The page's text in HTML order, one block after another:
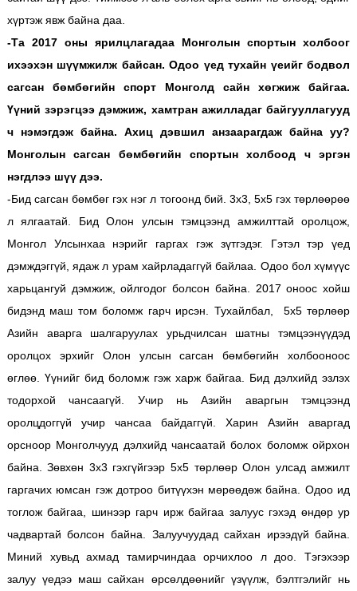
хүртэж явж байна даа.
-Та 2017 оны ярилцлагадаа Монголын спортын холбоог
ихээхэн шүүмжилж байсан. Одоо үед тухайн үеийг бодвол
сагсан бөмбөгийн спорт Монголд сайн хөгжиж байгаа.
Үүний зэрэгцээ дэмжиж, хамтран ажилладаг байгууллагууд
ч нэмэгдэж байна. Ахиц дэвшил анзаарагдаж байна уу?
Монголын сагсан бөмбөгийн спортын холбоод ч эргэн
нэгдлээ шүү дээ.
-Бид сагсан бөмбөг гэх нэг л тогоонд бий. 3х3, 5х5 гэх төрлөөрөө
л ялгаатай. Бид Олон улсын тэмцээнд амжилттай оролцож,
Монгол Улсынхаа нэрийг гаргах гэж зүтгэдэг. Гэтэл тэр үед
дэмждэггүй, ядаж л урам хайрладаггүй байлаа. Одоо бол хүмүүс
харьцангуй дэмжиж, ойлгодог болсон байна. 2017 оноос хойш
бидэнд маш том боломж гарч ирсэн. Тухайлбал, 5х5 төрлөөр
Азийн аварга шалгаруулах урьдчилсан шатны тэмцээнүүдэд
оролцох эрхийг Олон улсын сагсан бөмбөгийн холбооноос
өглөө. Үүнийг бид боломж гэж харж байгаа. Бид дэлхийд эзлэх
тодорхой чансаагүй. Учир нь Азийн аваргын тэмцээнд
оролцдоггүй учир чансаа байдаггүй. Харин Азийн аваргад
орсноор Монголчууд дэлхийд чансаатай болох боломж ойрхон
байна. Зөвхөн 3х3 гэхгүйгээр 5х5 төрлөөр Олон улсад амжилт
гаргачих юмсан гэж дотроо битүүхэн мөрөөдөж байна. Одоо ид
тоглож байгаа, шинээр гарч ирж байгаа залуус гэхэд өндөр ур
чадвартай болсон байна. Залуучуудад сайхан ирээдүй байна.
Миний хувьд ахмад тамирчиндаа орчихлоо л доо. Тэгэхээр
залуу үедээ маш сайхан өрсөлдөөнийг үзүүлж, бэлтгэлийг нь